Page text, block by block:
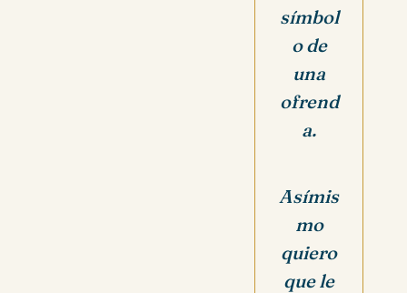
símbol
o de
una
ofrend
a.
Asímis
mo
quiero
que le